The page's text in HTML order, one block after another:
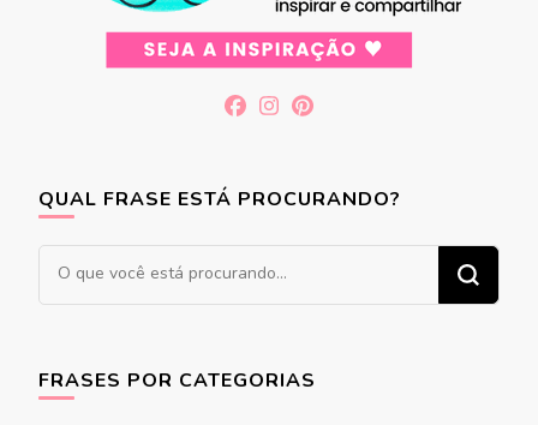
QUAL FRASE ESTÁ PROCURANDO?
Procurando
algo?
FRASES POR CATEGORIAS